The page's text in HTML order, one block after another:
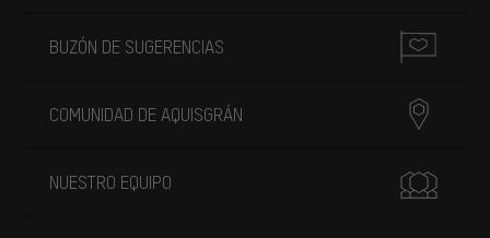
BUZÓN DE SUGERENCIAS
COMUNIDAD DE AQUISGRÁN
NUESTRO EQUIPO